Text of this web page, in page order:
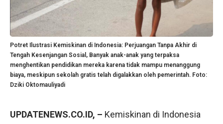
Potret Ilustrasi Kemiskinan di Indonesia: Perjuangan Tanpa Akhir di
Tengah Kesenjangan Sosial, Banyak anak-anak yang terpaksa
menghentikan pendidikan mereka karena tidak mampu menanggung
biaya, meskipun sekolah gratis telah digalakkan oleh pemerintah. Foto:
Dziki Oktomauliyadi
UPDATENEWS.CO.ID, – Kemiskinan di Indonesia